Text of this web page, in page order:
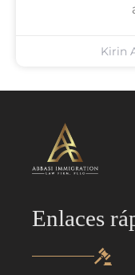
Kirin
Enlaces